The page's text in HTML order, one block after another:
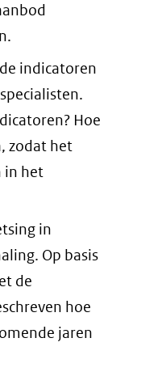
indicatoren
Hoe
zodat het
in het
in
Op basis
de
hoe
jaren